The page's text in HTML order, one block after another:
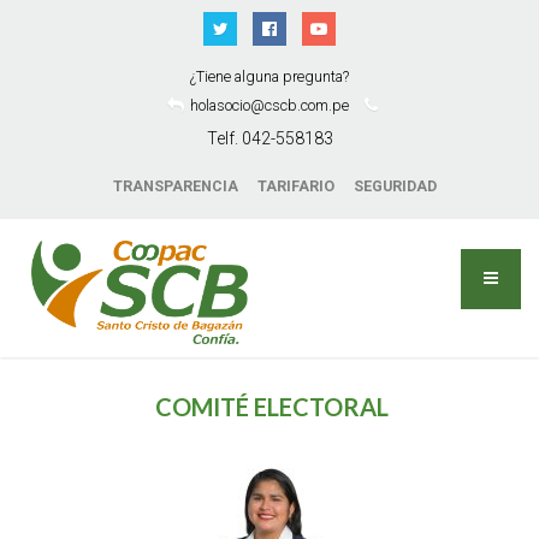
¿Tiene alguna pregunta?
holasocio@cscb.com.pe
Telf. 042-558183
TRANSPARENCIA TARIFARIO SEGURIDAD
COMITÉ ELECTORAL